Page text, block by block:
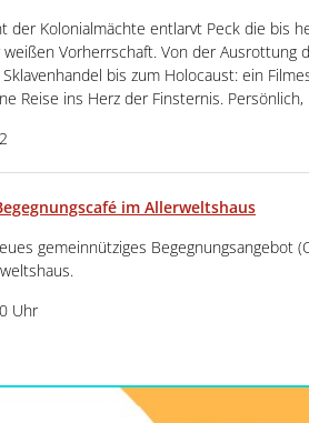
der Kolonialmächte entlarvt Peck die bis
Vorherrschaft. Von der Ausrottung
bis zum Holocaust: ein
Reise ins Herz der Finsternis.
im Allerweltshaus
gemeinnütziges Begegnungsangebot
Uhr